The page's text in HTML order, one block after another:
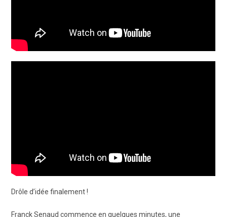
Drôle d’idée finalement !
Franck Senaud commence en quelques minutes, une